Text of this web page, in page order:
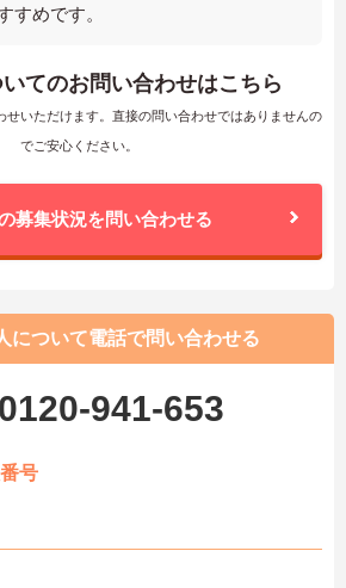
すめです。
てのお問い合わせはこちら
せいただけます。直接の問い合わせではありませんの
でご安心ください。
募集状況を問い合わせる
について電話で問い合わせる
0120-941-653
号